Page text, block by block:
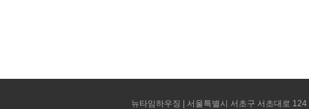
뉴타임하우징 | 서울특별시 서초구 서초대로